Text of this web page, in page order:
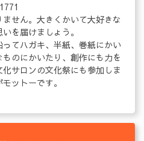
ません。大きくかいて大好きな
を届けましょう。
ってハガキ、半紙、巻紙にかい
のにかいたり、創作にも力を
サロンの文化祭にも参加しま
ットーです。